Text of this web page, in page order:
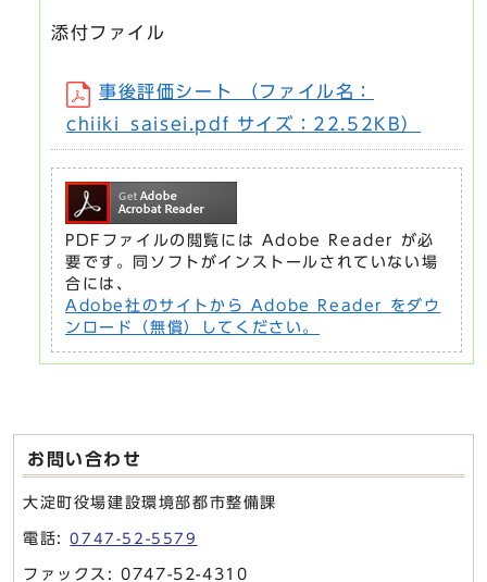
添付ファイル
事後評価シート （ファイル名：
chiiki_saisei.pdf サイズ：22.52KB）
PDFファイルの閲覧には Adobe Reader が必
要です。同ソフトがインストールされていない場
合には、
Adobe社のサイトから Adobe Reader をダウ
ンロード（無償）してください。
お問い合わせ
大淀町役場建設環境部都市整備課
電話:0747-52-5579
ファックス: 0747-52-4310